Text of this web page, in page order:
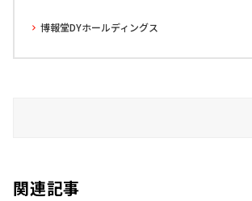
博報堂DYホールディングス
関連記事